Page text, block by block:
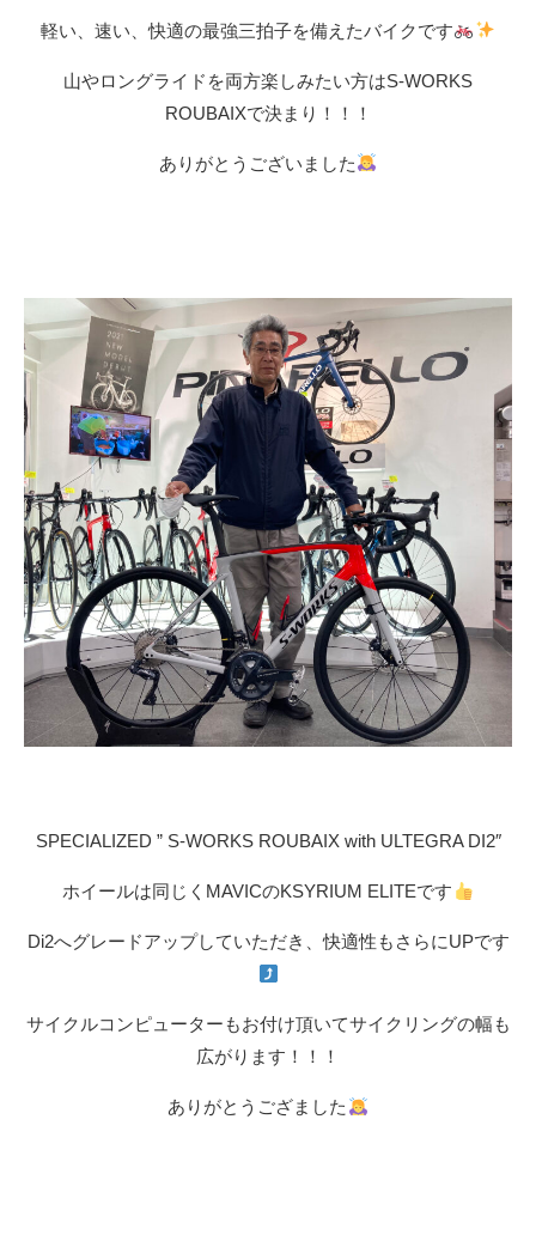
軽い、速い、快適の最強三拍子を備えたバイクです
山やロングライドを両方楽しみたい方はS-WORKS
ROUBAIXで決まり！！！
ありがとうございました
SPECIALIZED ” S-WORKS ROUBAIX with ULTEGRA DI2″
ホイールは同じくMAVICのKSYRIUM ELITEです
Di2へグレードアップしていただき、快適性もさらにUPです
サイクルコンピューターもお付け頂いてサイクリングの幅も
広がります！！！
ありがとうござました